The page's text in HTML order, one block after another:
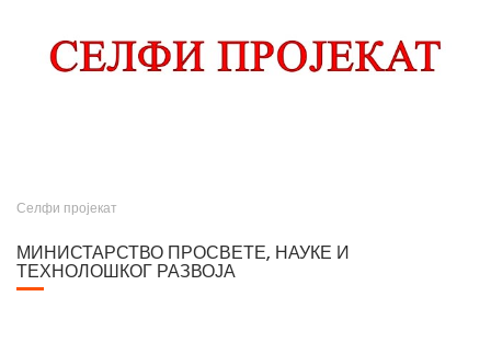
Селфи пројекат
МИНИСТАРСТВО ПРОСВЕТЕ, НАУКЕ И
ТЕХНОЛОШКОГ РАЗВОЈА